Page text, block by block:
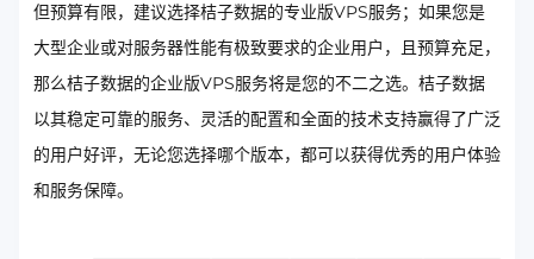
但预算有限，建议选择桔子数据的专业版VPS服务；如果您是
大型企业或对服务器性能有极致要求的企业用户，且预算充足，
那么桔子数据的企业版VPS服务将是您的不二之选。桔子数据
以其稳定可靠的服务、灵活的配置和全面的技术支持赢得了广泛
的用户好评，无论您选择哪个版本，都可以获得优秀的用户体验
和服务保障。